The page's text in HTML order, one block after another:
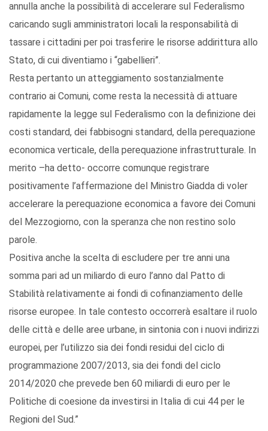
annulla anche la possibilità di accelerare sul Federalismo
caricando sugli amministratori locali la responsabilità di
tassare i cittadini per poi trasferire le risorse addirittura allo
Stato, di cui diventiamo i “gabellieri”.
Resta pertanto un atteggiamento sostanzialmente
contrario ai Comuni, come resta la necessità di attuare
rapidamente la legge sul Federalismo con la definizione dei
costi standard, dei fabbisogni standard, della perequazione
economica verticale, della perequazione infrastrutturale. In
merito –ha detto- occorre comunque registrare
positivamente l’affermazione del Ministro Giadda di voler
accelerare la perequazione economica a favore dei Comuni
del Mezzogiorno, con la speranza che non restino solo
parole.
Positiva anche la scelta di escludere per tre anni una
somma pari ad un miliardo di euro l’anno dal Patto di
Stabilità relativamente ai fondi di cofinanziamento delle
risorse europee. In tale contesto occorrerà esaltare il ruolo
delle città e delle aree urbane, in sintonia con i nuovi indirizzi
europei, per l’utilizzo sia dei fondi residui del ciclo di
programmazione 2007/2013, sia dei fondi del ciclo
2014/2020 che prevede ben 60 miliardi di euro per le
Politiche di coesione da investirsi in Italia di cui 44 per le
Regioni del Sud.”